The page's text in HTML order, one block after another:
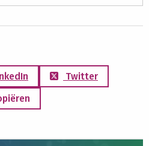
Twitter